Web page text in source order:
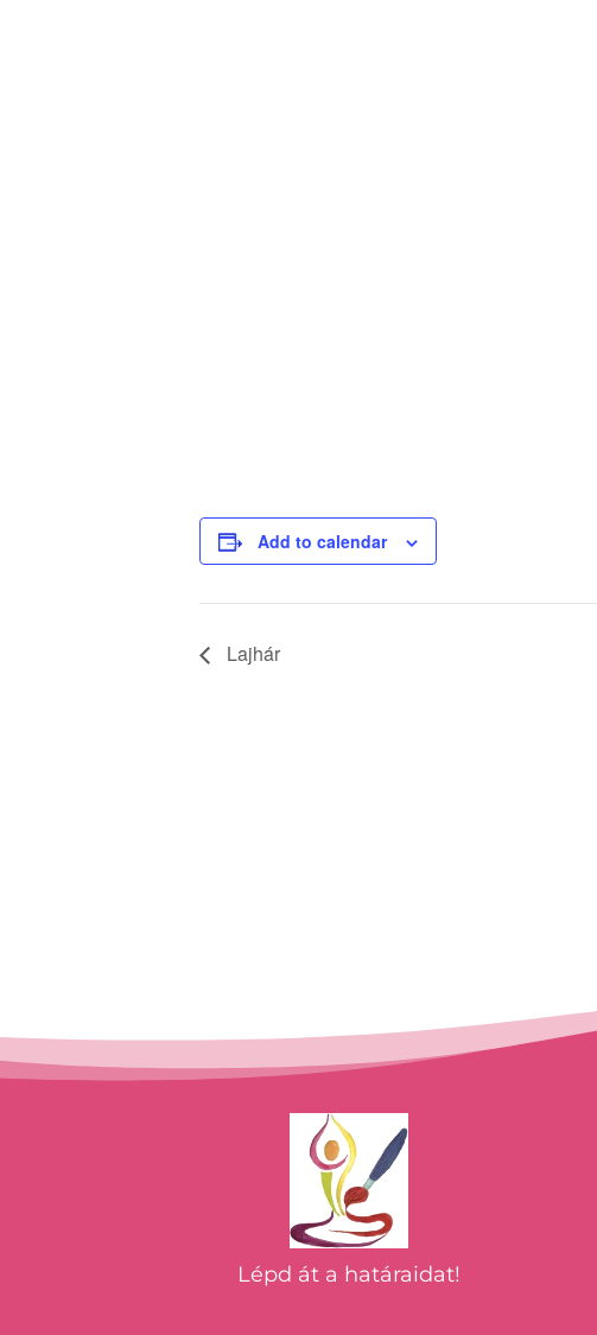
Add to calendar
Lajhár
Lépd át a határaidat!